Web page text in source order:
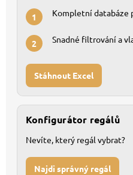
1 Kompletní databáze
2 Snadné filtrování a
Stáhnout Excel
Konfigurátor regálů
Nevíte, který regál vybrat?
Najdi správný regál